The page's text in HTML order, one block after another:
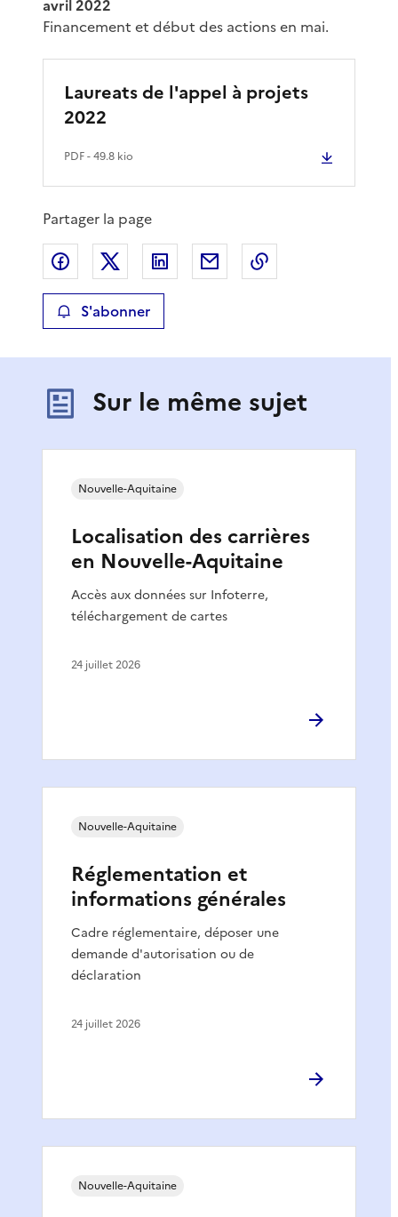
avril 2022
Financement et début des actions en mai.
Laureats de l'appel à projets
2022
PDF- 49.8 kio
Partager la page
Partager sur Facebook
Partager sur XPartager sur LinkedIn
Partager par email
S'abonner
Sur le même sujet
Localisation des carrières
en Nouvelle-Aquitaine
Accès aux données sur Infoterre,
téléchargement de cartes
Nouvelle-Aquitaine
24 juillet 2026
Réglementation et
informations générales
Cadre réglementaire, déposer une
demande d'autorisation ou de
déclaration
Nouvelle-Aquitaine
24 juillet 2026
Nouvelle-Aquitaine